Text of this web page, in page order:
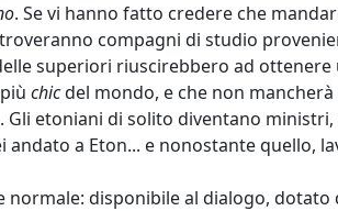
. Se vi hanno fatto credere che
compagni di studio
superiori riuscirebbero ad ottenere
chicdel mondo, e che non
Gli etoniani di solito diventano
andato a Eton... e nonostante quello,
normale: disponibile al dialogo,